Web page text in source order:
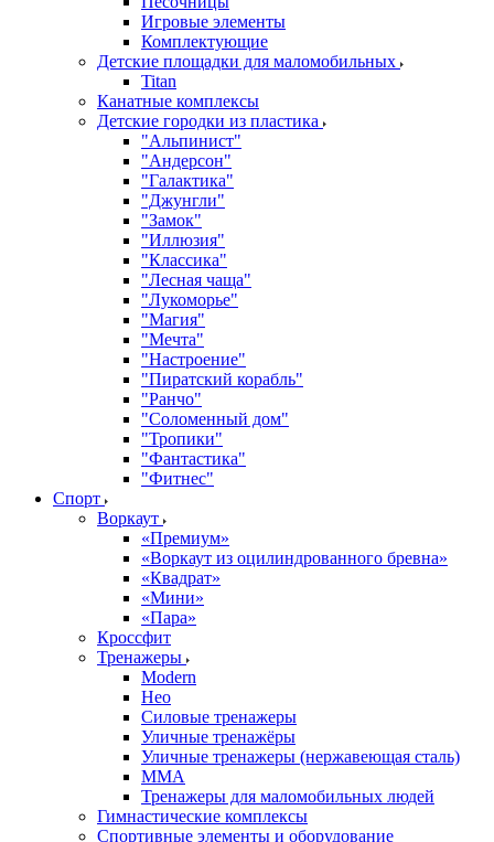
Игровые элементы
Комплектующие
Детские площадки для маломобильных
Titan
Канатные комплексы
Детские городки из пластика
"Альпинист"
"Андерсон"
"Галактика"
"Джунгли"
"Замок"
"Иллюзия"
"Классика"
"Лесная чаща"
"Лукоморье"
"Магия"
"Мечта"
"Настроение"
"Пиратский корабль"
"Ранчо"
"Соломенный дом"
"Тропики"
"Фантастика"
"Фитнес"
Спорт
Воркаут
«Премиум»
«Воркаут из оцилиндрованного бревна»
«Квадрат»
«Мини»
«Пара»
Кроссфит
Тренажеры
Modern
Нео
Силовые тренажеры
Уличные тренажёры
Уличные тренажеры (нержавеющая сталь)
ММА
Тренажеры для маломобильных людей
Гимнастические комплексы
Спортивные элементы и оборудование